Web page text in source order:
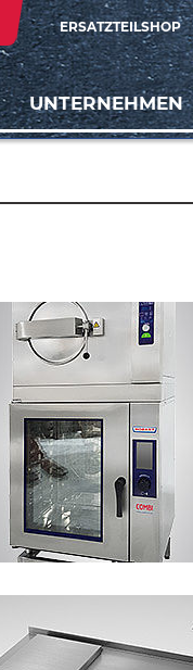
ERSATZTEILSHOP
UNTERNEHMEN